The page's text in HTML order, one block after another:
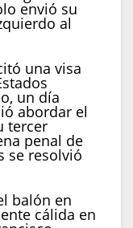
envió su
al
una visa
un día
abordar el
tercer
penal de
se resolvió
balón en
cálida en